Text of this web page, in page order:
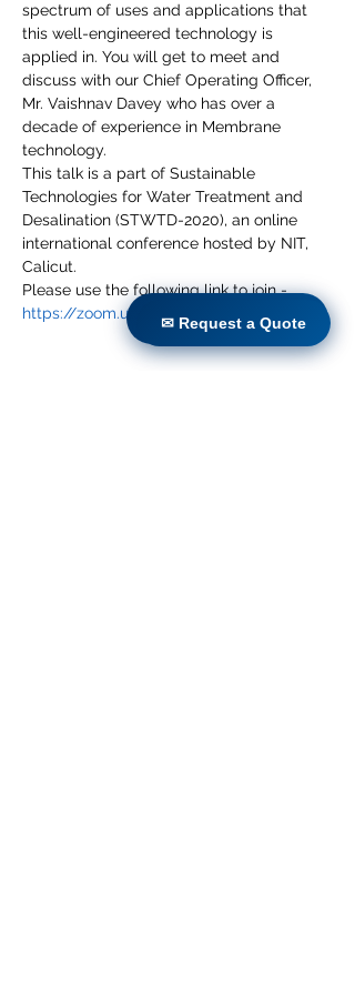
spectrum of uses and applications that
this well-engineered technology is
applied in. You will get to meet and
discuss with our Chief Operating Officer,
Mr. Vaishnav Davey who has over a
decade of experience in Membrane
technology.
This talk is a part of Sustainable
Technologies for Water Treatment and
Desalination (STWTD-2020), an online
international conference hosted by NIT,
Calicut.
Please use the following link to join -
https://zoom.us/j/98406086453
✉ Request a Quote
✉ Request a Quote